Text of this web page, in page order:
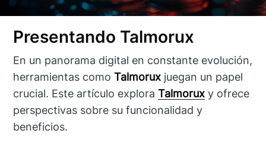
Presentando Talmorux
En un panorama digital en constante evolución,
herramientas comoTalmorux juegan un papel
crucial. Este artículo exploraTalmorux y ofrece
perspectivas sobre su funcionalidad y
beneficios.